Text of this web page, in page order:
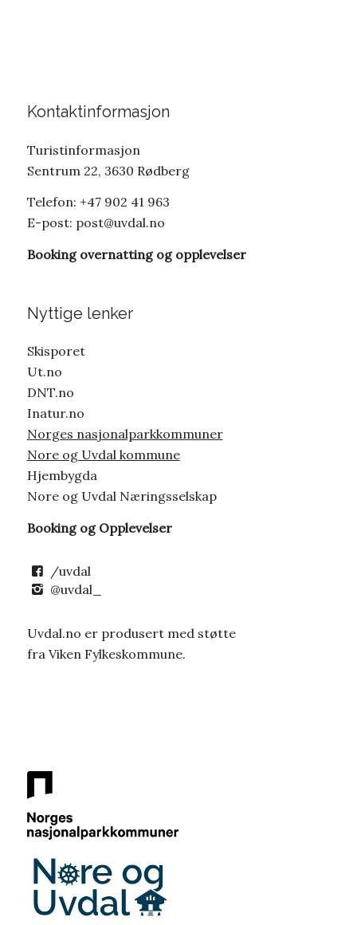
Kontaktinformasjon
Turistinformasjon
Sentrum 22, 3630 Rødberg
Telefon: +47 902 41 963
E-post: post@uvdal.no
Booking overnatting og opplevelser
Nyttige lenker
Skisporet
Ut.no
DNT.no
Inatur.no
Norges nasjonalparkkommuner
Nore og Uvdal kommune
Hjembygda
Nore og Uvdal Næringsselskap
Booking og Opplevelser
/uvdal
@uvdal_
Uvdal.no er produsert med støtte
fra Viken Fylkeskommune.